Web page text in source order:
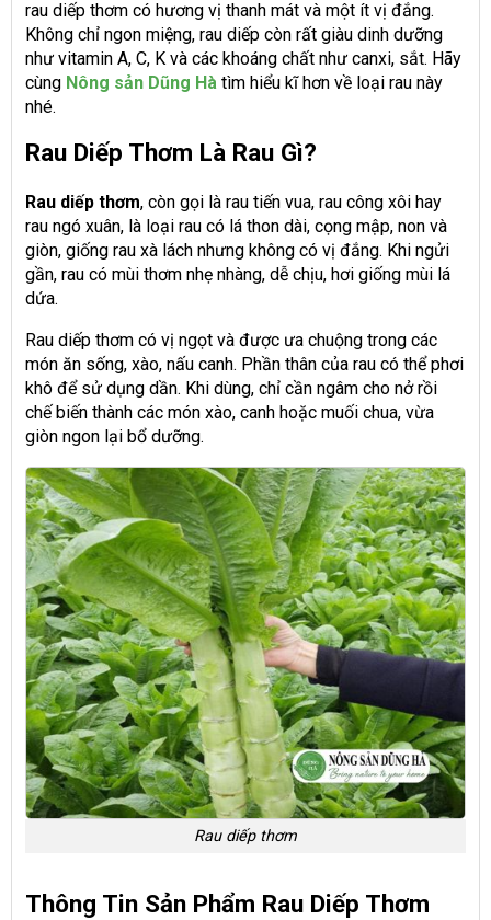
rau diếp thơm có hương vị thanh mát và một ít vị đắng.
Không chỉ ngon miệng, rau diếp còn rất giàu dinh dưỡng
như vitamin A, C, K và các khoáng chất như canxi, sắt. Hãy
cùng Nông sản Dũng Hà tìm hiểu kĩ hơn về loại rau này
nhé.
Rau Diếp Thơm Là Rau Gì?
Rau diếp thơm, còn gọi là rau tiến vua, rau công xôi hay
rau ngó xuân, là loại rau có lá thon dài, cọng mập, non và
giòn, giống rau xà lách nhưng không có vị đắng. Khi ngửi
gần, rau có mùi thơm nhẹ nhàng, dễ chịu, hơi giống mùi lá
dứa.
Rau diếp thơm có vị ngọt và được ưa chuộng trong các
món ăn sống, xào, nấu canh. Phần thân của rau có thể phơi
khô để sử dụng dần. Khi dùng, chỉ cần ngâm cho nở rồi
chế biến thành các món xào, canh hoặc muối chua, vừa
giòn ngon lại bổ dưỡng.
Rau diếp thơm
Thông Tin Sản Phẩm Rau Diếp Thơm